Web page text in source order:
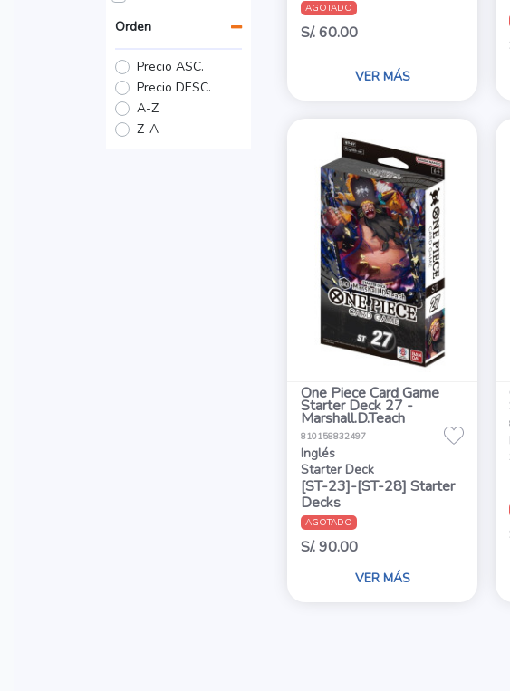
Orden
Precio ASC.
Precio DESC.
A-Z
Z-A
AGOTADO
S/. 60.00
VER MÁS
One Piece Card Game
Starter Deck 27 -
Marshall.D.Teach
810158832497
Inglés
Starter Deck
[ST-23]-[ST-28] Starter
Decks
AGOTADO
S/. 90.00
VER MÁS